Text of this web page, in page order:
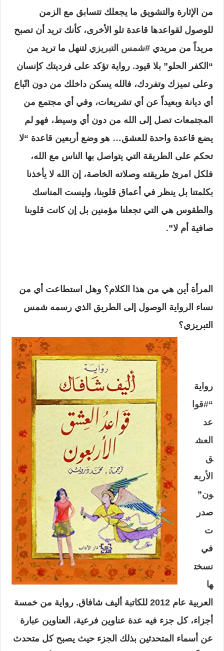
من الإثارة والتشويق ما يجعلك تتسابق مع الزمن
للوصول لقواعدها قاعدة تلو الأخرى، كأنك تريد أن تصبح
مريداً من مريدي#شمس التبريزي لتنهل ما تريد من
“الكفر الحلو” بلا قيود. رواية تؤكد على فرديتك كإنسان
وعلى تميزك وتفردك، فالله يسكن داخلك من دون اتّباع
أي ديانة وبعيداً عن أي تشريعات، وفي أي مجتمع من
المجتمعات تصل إلى الله من دون أي وسيط، فهو لم
يضع قاعدة واحدة للعشق… هو وضع أربعين قاعدة “لا
تحكم على الطريقة التي يتواصل بها الناس مع الله،
فلكل امرئ طريقته وصلاته الخاصة، إن الله لا يأخذنا
بكلمتنا بل ينظر في أعماق قلوبنا، وليست المناسك
والطقوس هي التي تجعلنا مؤمنين بل إن كانت قلوبنا
صافية أم لا”.
المرأة أين هي من هذا الكلام؟ وهل استطاعت أي من
نساء الرواية الوصول إلى الطريق الذي رسمه شمس
التبريزي؟
رواية
“#قوا
عد
العش
ق
الأربع
ون”
صدر
ت
في
نسخت
ها
العربية عام 2012 للكاتبة أليف شافاق. رواية من خمسة
أجزاء، كل جزء فيه عدة عناوين فرعية، العناوين عبارة
عن أسماء المتحدثين بذلك الجزء حيث يصبح كل متحدث